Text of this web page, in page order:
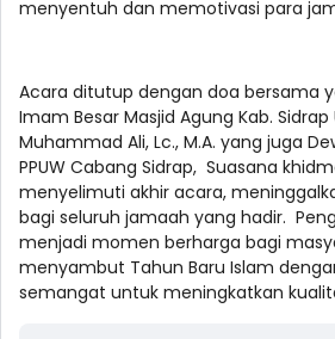
menyentuh dan memotivasi para
Acara ditutup dengan doa bersama
Imam Besar Masjid Agung Kab. Sidrap
Muhammad Ali, Lc., M.A. yang juga
PPUW Cabang Sidrap, Suasana
menyelimuti akhir acara,
bagi seluruh jamaah yang hadir.
menjadi momen berharga bagi
menyambut Tahun Baru Islam
semangat untuk meningkatkan